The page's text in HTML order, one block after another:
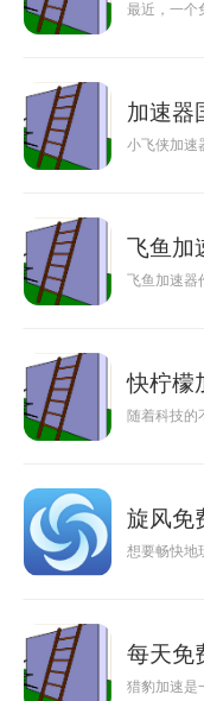
最近，一个
加速器
小飞侠加速
飞鱼加
飞鱼加速器
快柠檬
随着科技
旋风免
想要畅快地
每天免
猎豹加速是